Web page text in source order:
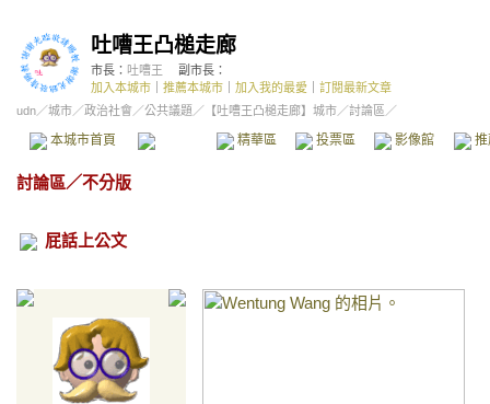
吐嘈王凸槌走廊
市長： 吐嘈王
副市長：
加入本城市
推薦本城市 加入我的最愛
訂閱最新文章
udn／城市／政治社會 ／公共議題 ／ 【吐嘈王凸槌走廊】城市／討論區／
本城市首頁 精華區 投票區 影像館
討論區／不分版
屁話上公文